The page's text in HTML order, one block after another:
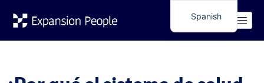
Etiqueta:ofertas
medicos y enfermeros
Spanish
English